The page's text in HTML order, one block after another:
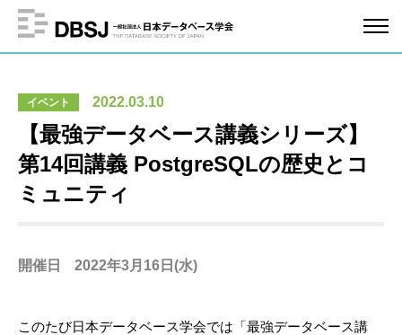
イベント 2022.03.10
【最強データベース講義シリーズ】
第14回講義 PostgreSQLの歴史とコ
ミュニティ
開催日 2022年3月16日(水)
このたび日本データベース学会では「最強データベース講